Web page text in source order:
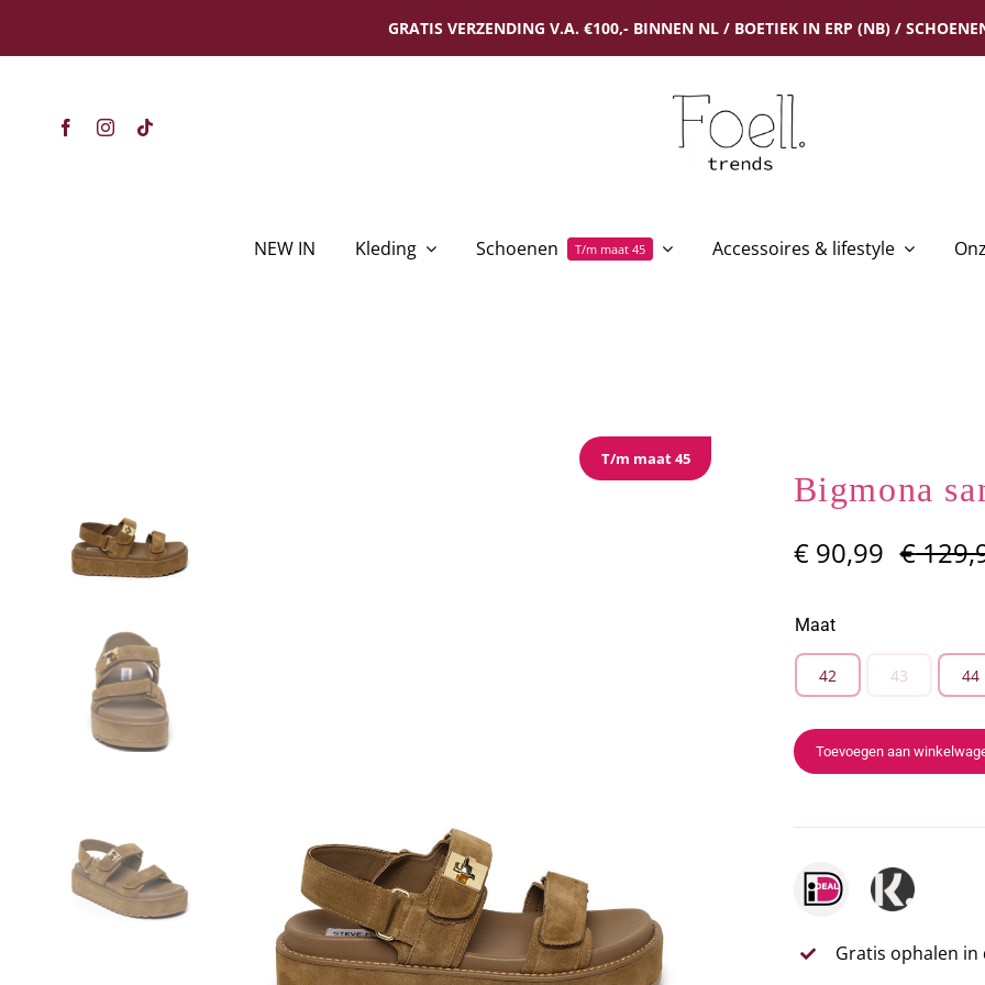
inhoud
GRATIS VERZENDING V.A. €100,- BINNEN NL / BOETIEK IN ERP (NB) /
NEW IN Kleding Schoenen T/m maat 45 Accessoires & lifestyle
T/m maat 45
Bigmona
€
€90,99
Maat
42 43 44
Toevoegen aan
Gratis ophalen in